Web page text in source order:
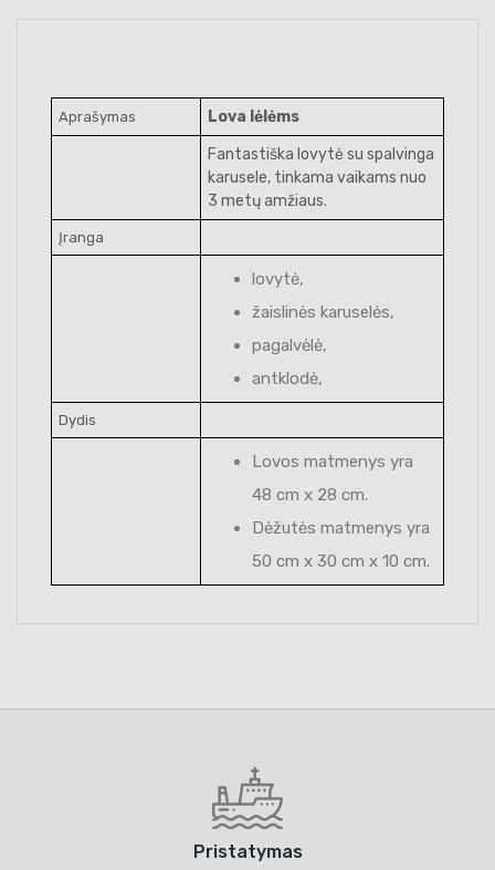
Aprašymas
Lova lėlėms
Fantastiška lovytė su spalvinga
karusele, tinkama vaikams nuo
3 metų amžiaus.
Įranga
lovytė,
žaislinės karuselės,
pagalvėlė,
antklodė,
Dydis
Lovos matmenys yra
48 cm x 28 cm.
Dėžutės matmenys yra
50 cm x 30 cm x 10 cm.
Pristatymas